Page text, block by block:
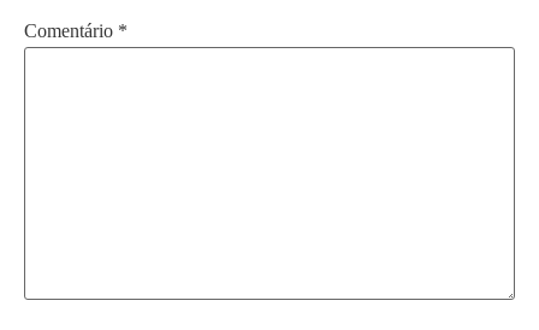
Comentário *